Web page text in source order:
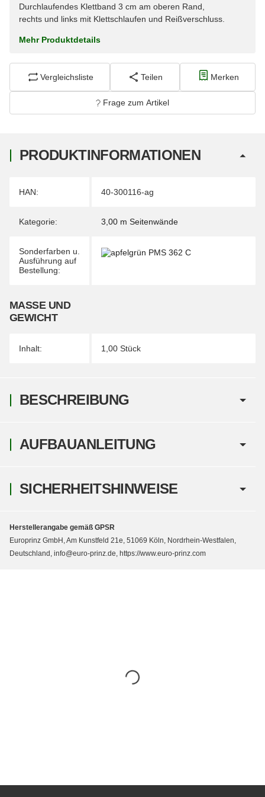
Durchlaufendes Klettband 3 cm am oberen Rand,
rechts und links mit Klettschlaufen und Reißverschluss.
Mehr Produktdetails
Vergleichsliste Teilen Merken
Frage zum Artikel
PRODUKTINFORMATIONEN
Produkteigenschaft
Wert
HAN: 40-300116-ag
Kategorie: 3,00 m Seitenwände
Sonderfarben u.
Ausführung auf
Bestellung:
MASSE UND G
EWICHT
Inhalt: 1,00 Stück
BESCHREIBUNG
AUFBAUANLEITUNG
SICHERHEITSHINWEISE
Herstellerangabe gemäß GPSR
Europrinz GmbH, Am Kunstfeld 21e, 51069 Köln, Nordrhein-Westfalen,
Deutschland, info@euro-prinz.de, https://www.euro-prinz.com